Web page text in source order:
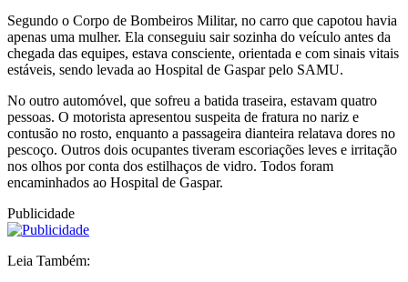
Segundo o Corpo de Bombeiros Militar, no carro que capotou havia
apenas uma mulher. Ela conseguiu sair sozinha do veículo antes da
chegada das equipes, estava consciente, orientada e com sinais vitais
estáveis, sendo levada ao Hospital de Gaspar pelo SAMU.
No outro automóvel, que sofreu a batida traseira, estavam quatro
pessoas. O motorista apresentou suspeita de fratura no nariz e
contusão no rosto, enquanto a passageira dianteira relatava dores no
pescoço. Outros dois ocupantes tiveram escoriações leves e irritação
nos olhos por conta dos estilhaços de vidro. Todos foram
encaminhados ao Hospital de Gaspar.
Publicidade
Leia Também: